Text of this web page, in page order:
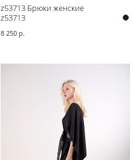
z53713 Брюки женские
z53713
8 250 р.